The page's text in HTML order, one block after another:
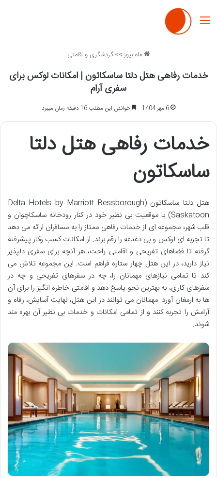
منو
ماه نیوز>>گردشگری و اقامتی
خدمات رفاهی هتل دلتا ساسکاتون | امکانات لوکس برای
سفری آرام
6 مهر 1404 خواندن این مطلب 16 دقیقه زمان میبرد
خدمات رفاهی هتل دلتا
ساسکاتون
هتل دلتا ساسکاتون (Delta Hotels by Marriott Bessborough
Saskatoon) با موقعیت بی نظیر خود در کنار رودخانه ساسکاچوان و
قلب شهر، مجموعه ای از خدمات رفاهی ممتاز را به مسافران ارائه می دهد
تا تجربه ای لوکس و بی دغدغه را رقم بزند. از امکانات کسب وکار پیشرفته
گرفته تا فضاهای تفریحی و اقامتی راحت، هر آنچه برای سفری دلپذیر
نیاز دارید، در این هتل چهار ستاره فراهم است. این مجموعه تلاش می
کند تا تمامی نیازهای مهمانان را، چه در سفرهای تفریحی و چه در
سفرهای کاری، به بهترین نحو پاسخ دهد و اقامتی خاطره انگیز را برای آن
ها به ارمغان آورد. مهمانان می توانند در این هتل، نهایت آسایش، رفاه و
آرامش را تجربه کنند و از تمامی امکانات و خدمات بی نظیر آن بهره مند
شوند.